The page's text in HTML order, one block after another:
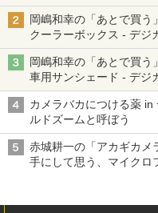
る「Filmator」
岡嶋和幸の「あとで買
クーラーボックス - デジ
岡嶋和幸の「あとで買う
車用サンシェード - デジ
カメラバカにつける薬 in
ルドズームと呼ぼう
赤城耕一の「アカギカメ
手にして思う、マイク